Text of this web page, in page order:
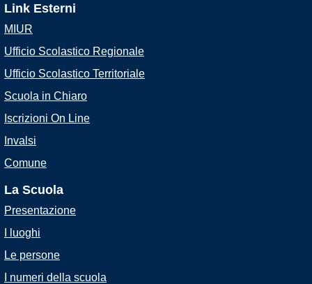
Link Esterni
MIUR
Ufficio Scolastico Regionale
Ufficio Scolastico Territoriale
Scuola in Chiaro
Iscrizioni On Line
Invalsi
Comune
La Scuola
Presentazione
I luoghi
Le persone
I numeri della scuola